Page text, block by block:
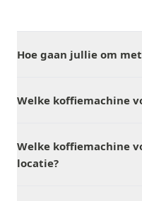
Hoe gaan jullie om
Welke koffiemachine
Welke koffiemachine
locatie?